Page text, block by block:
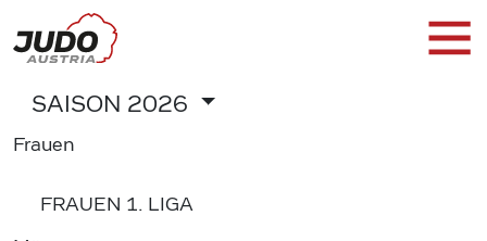
SAISON 2026
Frauen
FRAUEN 1. LIGA